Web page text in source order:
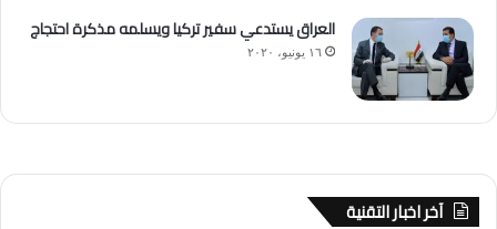
العراق يستدعي سفير تركيا ويسلمه مذكرة احتجاج
١٦ يونيو، ٢٠٢٠
آخر اخبار التقنية